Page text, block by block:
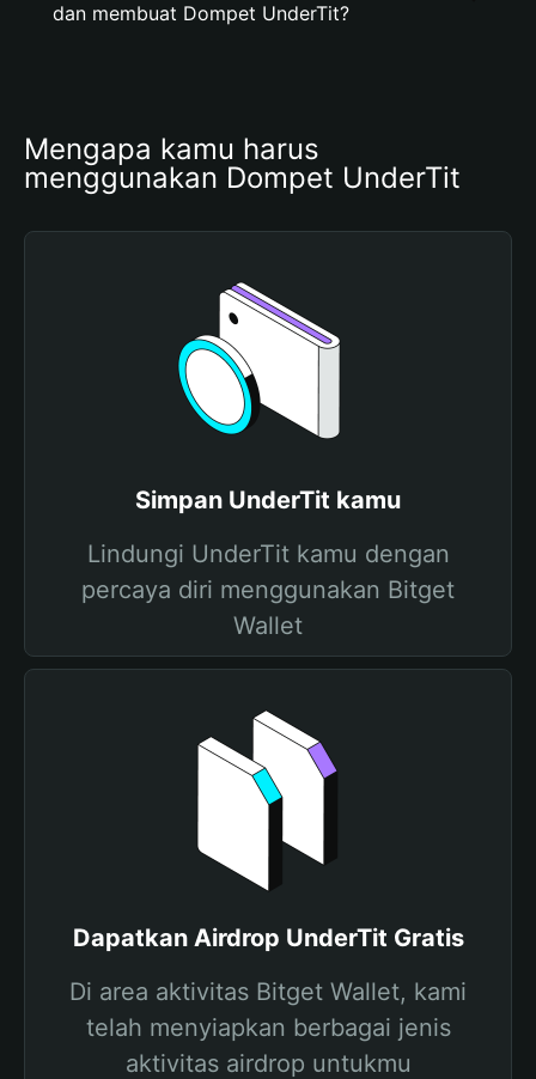
dan membuat Dompet UnderTit?
Mengapa kamu harus
menggunakan Dompet UnderTit
Simpan UnderTit kamu
Lindungi UnderTit kamu dengan
percaya diri menggunakan Bitget
Wallet
Dapatkan Airdrop UnderTit Gratis
Di area aktivitas Bitget Wallet, kami
telah menyiapkan berbagai jenis
aktivitas airdrop untukmu